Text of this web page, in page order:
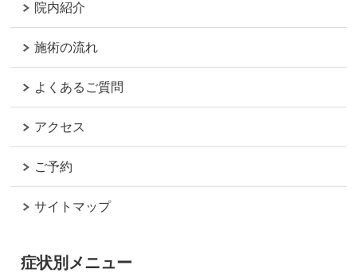
院内紹介
施術の流れ
よくあるご質問
アクセス
ご予約
サイトマップ
症状別メニュー